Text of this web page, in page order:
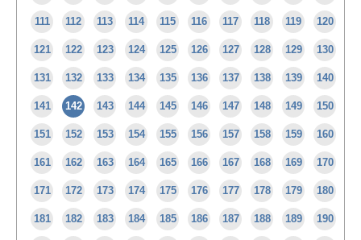
111 112 113 114 115 116 117 118 119 120
121 122 123 124 125 126 127 128 129 130
131 132 133 134 135 136 137 138 139 140
141 142 143 144 145 146 147 148 149 150
151 152 153 154 155 156 157 158 159 160
161 162 163 164 165 166 167 168 169 170
171 172 173 174 175 176 177 178 179 180
181 182 183 184 185 186 187 188 189 190